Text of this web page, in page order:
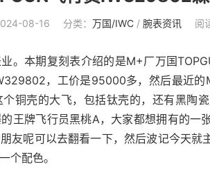
08-16 分类： 万国/IWC/ 腕表资讯 阅
。本期复刻表介绍的是M+厂万国
，工价是95000多，然后最近
铜壳的大飞，包括钛壳的，还有黑陶
王牌飞行员黑桃A，大家都想拥有的一
友呢可以去翻看一下，然后波记今天就
个配色。